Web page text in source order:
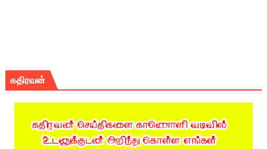
கதிரவன்